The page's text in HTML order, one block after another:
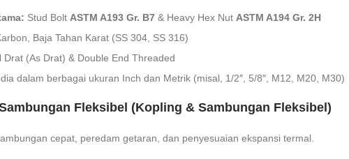
Stud Bolt ASTM A193 Gr. B7& Heavy Hex Nut ASTM A194 Gr. 2H
Baja Tahan Karat (SS 304, SS 316)
Drat (As Drat) & Double End Threaded
dalam berbagai ukuran Inch dan Metrik (misal, 1/2″, 5/8″, M12, M20, M30)
Fleksibel (Kopling & Sambungan Fleksibel)
cepat, peredam getaran, dan penyesuaian ekspansi termal.